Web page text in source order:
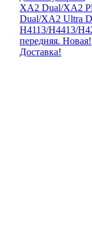
XA2 Dual/XA2
Dual/XA2 Ultra
H4113/H4413/
передняя. Новая!
Доставка!